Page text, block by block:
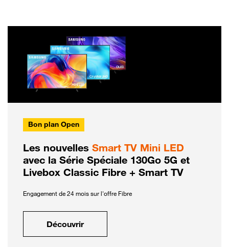
Bon plan Open
Les nouvelles Smart TV Mini LED
avec la Série Spéciale 130Go 5G et
Livebox Classic Fibre + Smart TV
Engagement de 24 mois sur l'offre Fibre
Découvrir